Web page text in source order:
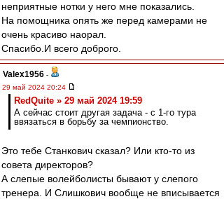
неприятные нотки у него мне показались.
На помощника опять же перед камерами не
очень красиво наорал.
Спасибо.И всего доброго.
Valex1956 -
29 май 2024 20:24
RedQuite » 29 май 2024 19:59
А сейчас стоит другая задача - с 1-го тура
ввязаться в борьбу за чемпионство.
Это тебе Станкович сказал? Или кто-то из
совета директоров?
А слепые волейболисты бывают у слепого
тренера. И Слишкович вообще не вписывается